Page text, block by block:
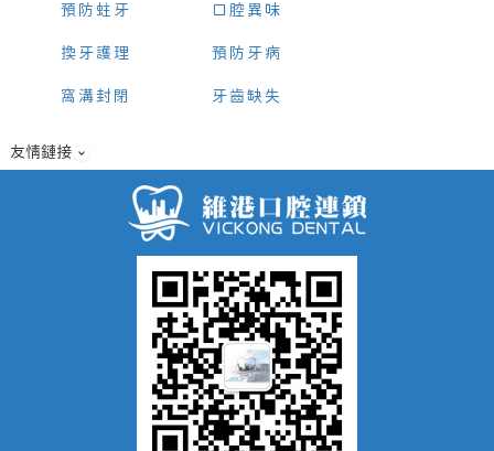
預防蛀牙
換牙護理
窩溝封閉
口腔異味
預防牙病
牙齒缺失
友情鏈接